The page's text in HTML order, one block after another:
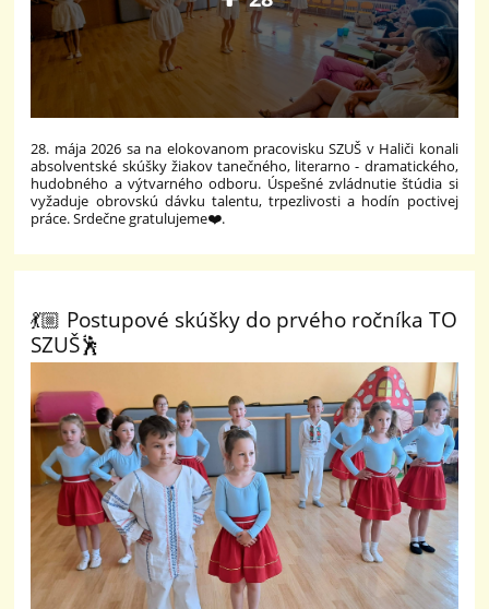
28. mája 2026 sa na elokovanom pracovisku SZUŠ v Haliči konali
absolventské skúšky žiakov tanečného, literarno - dramatického,
hudobného a výtvarného odboru. Úspešné zvládnutie štúdia si
vyžaduje obrovskú dávku talentu, trpezlivosti a hodín poctivej
práce. Srdečne gratulujeme❤️.
💃🏼 Postupové skúšky do prvého ročníka TO
SZUŠ🕺